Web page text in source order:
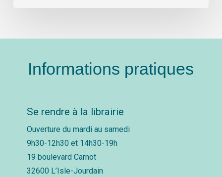
Informations pratiques
Se rendre à la librairie
Ouverture du mardi au samedi
9h30-12h30 et 14h30-19h
19 boulevard Carnot
32600 L’Isle-Jourdain